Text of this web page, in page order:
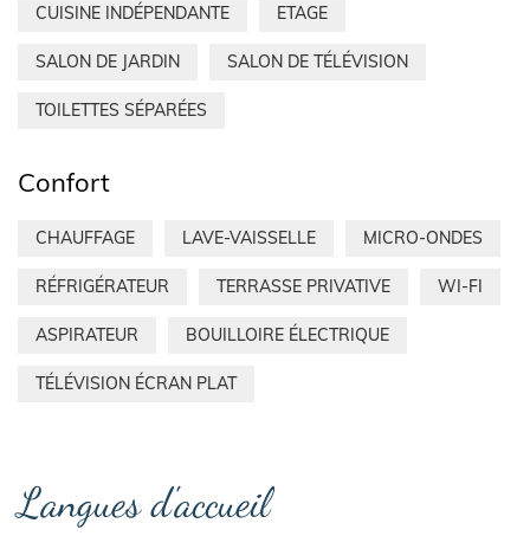
CUISINE INDÉPENDANTE ETAGE
SALON DE JARDIN SALON DE TÉLÉVISION
TOILETTES SÉPARÉES
Confort
CHAUFFAGE LAVE-VAISSELLE MICRO-ONDES
RÉFRIGÉRATEUR TERRASSE PRIVATIVE WI-FI
ASPIRATEUR BOUILLOIRE ÉLECTRIQUE
TÉLÉVISION ÉCRAN PLAT
Langues d'accueil